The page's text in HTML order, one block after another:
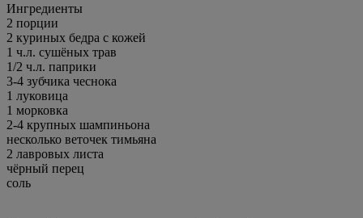
Ингредиенты
2 порции
2 куриных бедра с кожей
1 ч.л. сушёных трав
1/2 ч.л. паприки
3-4 зубчика чеснока
1 луковица
1 морковка
2-4 крупных шампиньона
несколько веточек тимьяна
2 лавровых листа
чёрный перец
соль